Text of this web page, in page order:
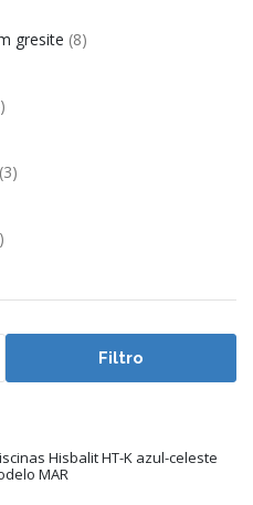
gresite (8)
(3)
Filtro
Hisbalit HT-K azul-celeste
MAR